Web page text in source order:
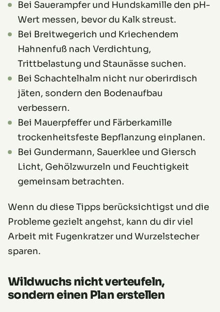
Bei Sauerampfer und Hundskamille den pH-
Wert messen, bevor du Kalk streust.
Bei Breitwegerich und Kriechendem
Hahnenfuß nach Verdichtung,
Trittbelastung und Staunässe suchen.
Bei Schachtelhalm nicht nur oberirdisch
jäten, sondern den Bodenaufbau
verbessern.
Bei Mauerpfeffer und Färberkamille
trockenheitsfeste Bepflanzung einplanen.
Bei Gundermann, Sauerklee und Giersch
Licht, Gehölzwurzeln und Feuchtigkeit
gemeinsam betrachten.
Wenn du diese Tipps berücksichtigst und die
Probleme gezielt angehst, kann du dir viel
Arbeit mit Fugenkratzer und Wurzelstecher
sparen.
Wildwuchs nicht verteufeln,
sondern einen Plan erstellen